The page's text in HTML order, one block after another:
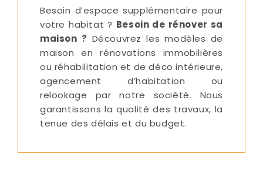
Besoin d’espace supplémentaire pour
votre habitat ? Besoin de rénover sa
maison ? Découvrez les modèles de
maison en rénovations immobilières
ou réhabilitation et de déco intérieure,
agencement d’habitation ou
relookage par notre société. Nous
garantissons la qualité des travaux, la
tenue des délais et du budget.